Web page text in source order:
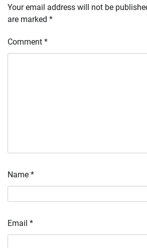
Your email address will not be
are marked *
Comment *
Name *
Email *